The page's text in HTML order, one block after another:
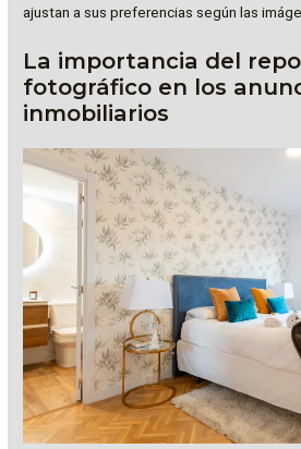
ajustan a sus preferencias según las
La importancia del
fotográfico en los
inmobiliarios